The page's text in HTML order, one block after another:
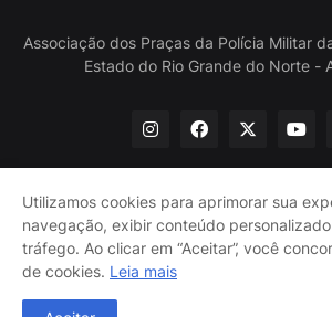
Associação dos Praças da Polícia Militar
Estado do Rio Grande do Norte -
@ASSPRA RN Todos os direitos
Início Quem Somos
Política
Contate-nos
Utilizamos cookies para aprimorar sua
navegação, exibir conteúdo
tráfego. Ao clicar em “Aceitar”, você
de cookies. Leia mais